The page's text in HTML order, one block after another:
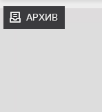
АРХИВ